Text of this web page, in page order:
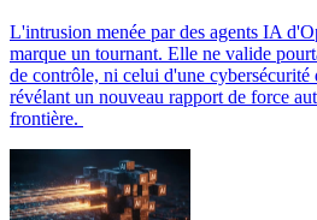
L'intrusion menée par des agents IA
marque un tournant. Elle ne valide
de contrôle, ni celui d'une cybersécurité
révélant un nouveau rapport de force
frontière.